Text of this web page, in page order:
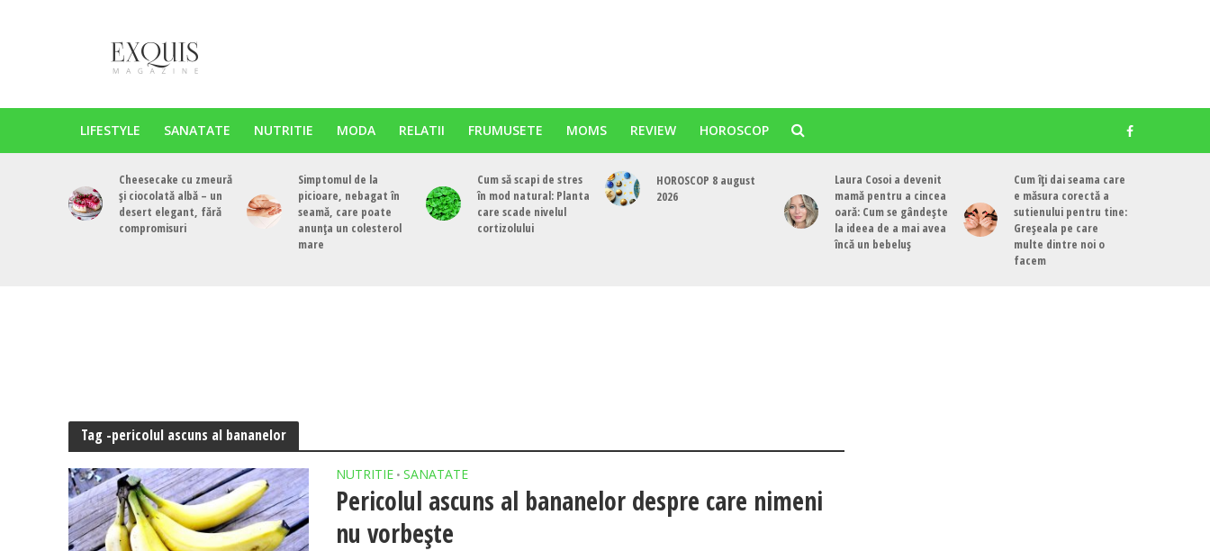
LIFESTYLE SANATATE NUTRITIE MODA RELATII FRUMUSETE MOMS REVIEW HOROSCOP
Cheesecake cu zmeură
și ciocolată albă – un
desert elegant, fără
compromisuri
Simptomul de la
picioare, nebagat în
seamă, care poate
anunța un colesterol
mare
Cum să scapi de stres
în mod natural: Planta
care scade nivelul
cortizolului
HOROSCOP 8 august
2026
Laura Cosoi a devenit
mamă pentru a cincea
oară: Cum se gândește
la ideea de a mai avea
încă un bebeluș
Cum îți dai seama care
e măsura corectă a
sutienului pentru tine:
Greșeala pe care
multe dintre noi o
facem
Tag -pericolul ascuns al bananelor
NUTRITIE • SANATATE
Pericolul ascuns al bananelor despre care nimeni
nu vorbește